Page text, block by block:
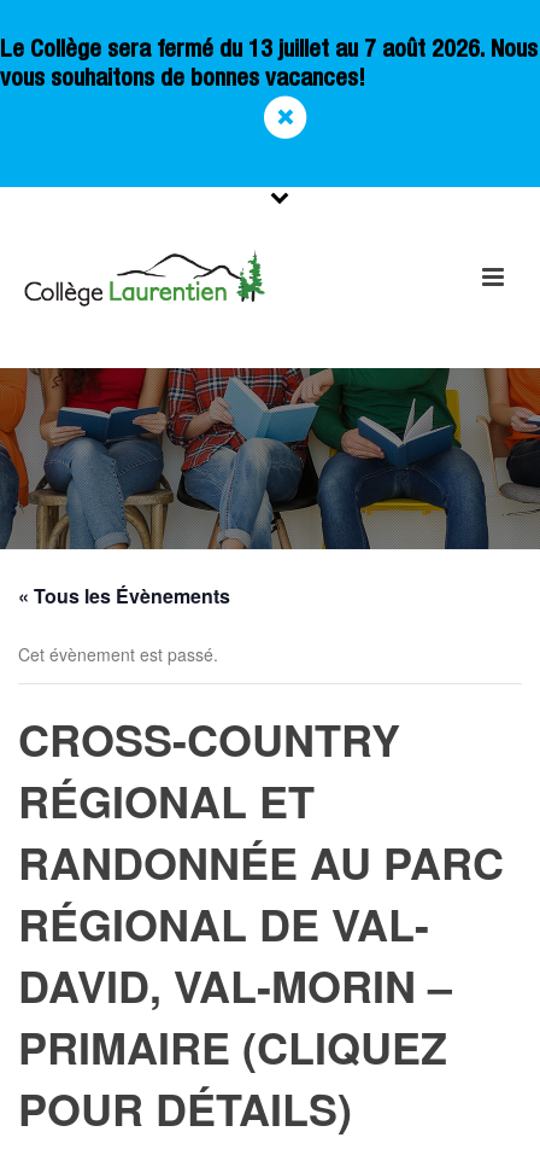
Le Collège sera fermé du 13 juillet au 7 août 2026. Nous
vous souhaitons de bonnes vacances!
« Tous les Évènements
Cet évènement est passé.
CROSS-COUNTRY
RÉGIONAL ET
RANDONNÉE AU PARC
RÉGIONAL DE VAL-
DAVID, VAL-MORIN –
PRIMAIRE (CLIQUEZ
POUR DÉTAILS)